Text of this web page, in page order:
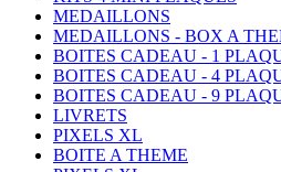
MEDAILLONS
MEDAILLONS - BOX A
BOITES CADEAU - 1
BOITES CADEAU - 4
BOITES CADEAU - 9
LIVRETS
PIXELS XL
BOITE A THEME